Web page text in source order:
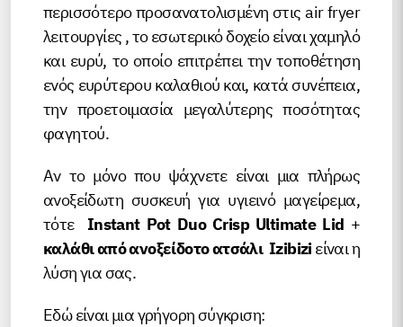
περισσότερο προσανατολισμένη στις air fryer
λειτουργίες , το εσωτερικό δοχείο είναι χαμηλό
και ευρύ, το οποίο επιτρέπει την τοποθέτηση
ενός ευρύτερου καλαθιού και, κατά συνέπεια,
την προετοιμασία μεγαλύτερης ποσότητας
φαγητού.
Αν το μόνο που ψάχνετε είναι μια πλήρως
ανοξείδωτη συσκευή για υγιεινό μαγείρεμα,
τότε Instant Pot Duo Crisp Ultimate Lid +
καλάθι από ανοξείδοτο ατσάλι Izibiziείναι η
λύση για σας.
Εδώ είναι μια γρήγορη σύγκριση: